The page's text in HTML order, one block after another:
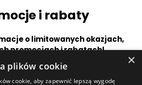
i rabaty
o limitowanych okazjach,
promocjach i rabatach!
×
plików cookie
cookie, aby zapewnić lepszą wygodę